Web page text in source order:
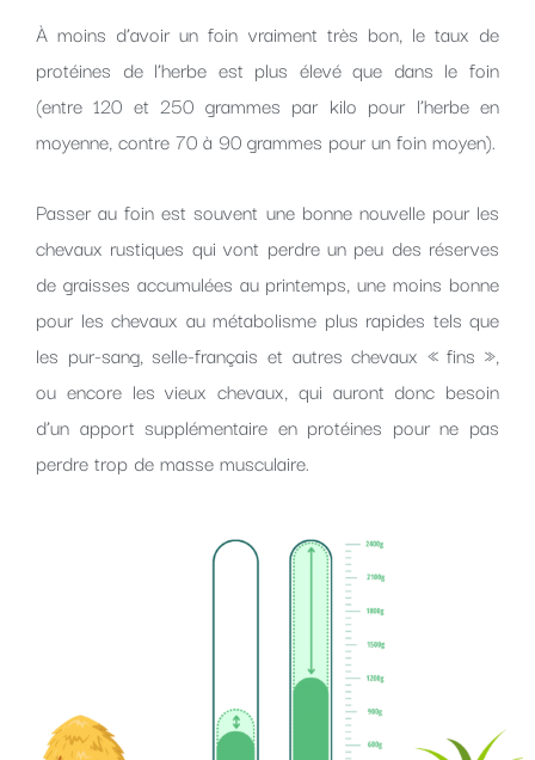
À moins d’avoir un foin vraiment très bon, le taux de
protéines de l’herbe est plus élevé que dans le foin
(entre 120 et 250 grammes par kilo pour l’herbe en
moyenne, contre 70 à 90 grammes pour un foin moyen).
Passer au foin est souvent une bonne nouvelle pour les
chevaux rustiques qui vont perdre un peu des réserves
de graisses accumulées au printemps, une moins bonne
pour les chevaux au métabolisme plus rapides tels que
les pur-sang, selle-français et autres chevaux « fins »,
ou encore les vieux chevaux, qui auront donc besoin
d’un apport supplémentaire en protéines pour ne pas
perdre trop de masse musculaire.